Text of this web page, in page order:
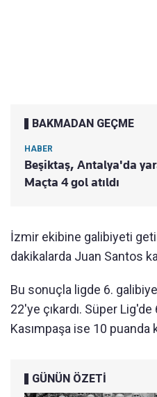
BAKMADAN GEÇME
HABER
Beşiktaş, Antalya'da
Maçta 4 gol atıldı
İzmir ekibine galibiyeti
dakikalarda Juan Santos
Bu sonuçla ligde 6.
22'ye çıkardı. Süper
Kasımpaşa ise 10 puanda
GÜNÜN ÖZETİ